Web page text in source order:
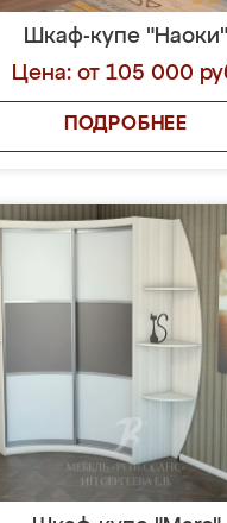
Шкаф-купе "Наоки"
Цена: от 105 000
ПОДРОБНЕЕ